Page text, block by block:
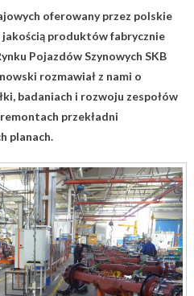
oferowany przez polskie
produktów fabrycznie
Pojazdów Szynowych SKB
rozmawiał z nami o
badaniach i rozwoju zespołów
przekładni
planach.